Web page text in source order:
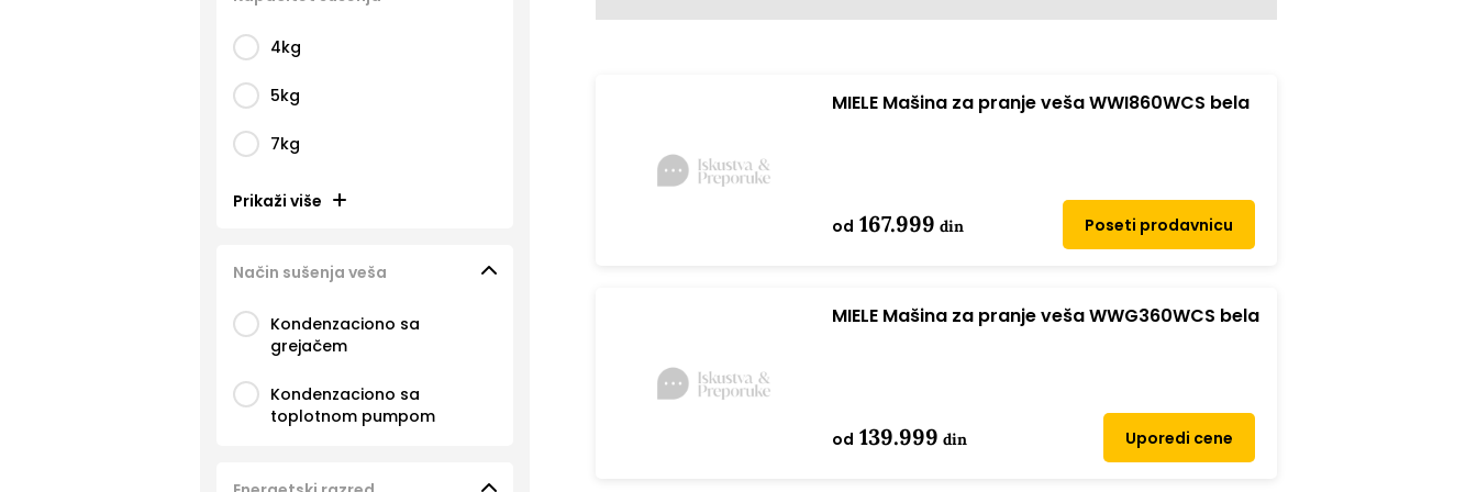
4kg
5kg
7kg
Prikaži više
Način sušenja veša
Kondenzaciono sa
grejačem
Kondenzaciono sa
toplotnom pumpom
MIELE Mašina za pranje veša WWI860WCS bela
od 167.999 din Poseti prodavnicu
MIELE Mašina za pranje veša WWG360WCS bela
od 139.999 din Uporedi cene